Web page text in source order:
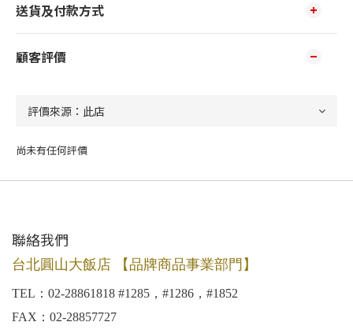
送貨及付款方式
顧客評價
尚未有任何評價
聯絡我們
台北圓山大飯店 【品牌商品事業部門】
TEL：02-28861818 #1285，#1286，#1852
FAX：02-28857727